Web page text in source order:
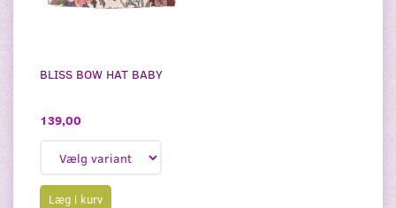
BLISS BOW HAT BABY
139,00
Læg i kurv